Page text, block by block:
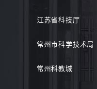
江苏省科技厅
常州市科学技术局
常州科教城